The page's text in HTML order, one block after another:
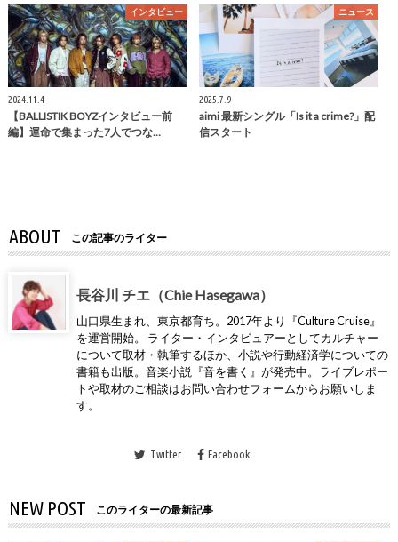
インタビュー
2024.11.4
【BALLISTIK BOYZインタビュー前
編】運命で集まった7人でつな…
ニュース
2025.7.9
aimi 最新シングル「Is it a crime?」配
信スタート
ABOUT この記事のライター
長谷川 チエ（Chie Hasegawa）
山口県生まれ、東京都育ち。2017年より『Culture Cruise』
を運営開始。 ライター・インタビュアーとしてカルチャー
について取材・執筆するほか、小説や行動経済学についての
書籍も出版。音楽小説『音を書く』が発売中。ライブレポー
トや取材のご相談はお問い合わせフォームからお願いしま
す。
Twitter Facebook
NEW POST このライターの最新記事